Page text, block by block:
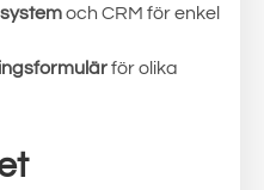
och CRM för enkel
för olika